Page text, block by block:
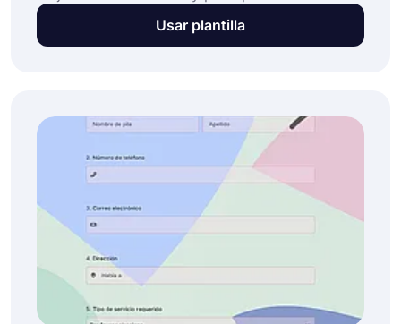
clientes al ofrecer un formulario de presupuesto
en línea. Crea tu formulario hoy mismo
con tus clientes en solo unos minutos de tu
tiempo!
Usar plantilla